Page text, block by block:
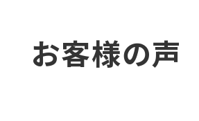
お客様の声